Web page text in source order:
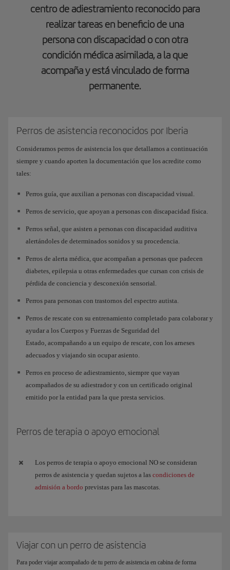
centro de adiestramiento reconocido para
realizar tareas en beneficio de una
persona con discapacidad o con otra
condición médica asimilada, a la que
acompaña y está vinculado de forma
permanente.
Perros de asistencia reconocidos por Iberia
Consideramos perros de asistencia los que detallamos a continuación
siempre y cuando aporten la documentación que los acredite como
tales:
Perros guía, que auxilian a personas con discapacidad visual.
Perros de servicio, que apoyan a personas con discapacidad física.
Perros señal, que asisten a personas con discapacidad auditiva
alertándoles de determinados sonidos y su procedencia.
Perros de alerta médica, que acompañan a personas que padecen
diabetes, epilepsia u otras enfermedades que cursan con crisis de
pérdida de conciencia y desconexión sensorial.
Perros para personas con trastornos del espectro autista.
Perros de rescate con su entrenamiento completado para colaborar y
ayudar a los Cuerpos y Fuerzas de Seguridad del
Estado, acompañando a un equipo de rescate, con los arneses
adecuados y viajando sin ocupar asiento.
Perros en proceso de adiestramiento, siempre que vayan
acompañados de su adiestrador y con un certificado original
emitido por la entidad para la que presta servicios.
Perros de terapia o apoyo emocional
Los perros de terapia o apoyo emocional NO se consideran
perros de asistencia y quedan sujetos a las condiciones de
admisión a bordo previstas para las mascotas.
Viajar con un perro de asistencia
Para poder viajar acompañado de tu perro de asistencia en cabina de forma